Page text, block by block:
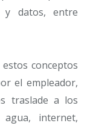
y datos, entre
conceptos
el empleador,
traslade a los
internet,